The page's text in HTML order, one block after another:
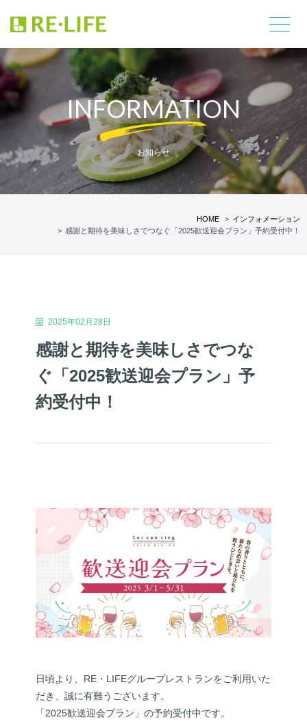
INFORMATION
お知らせ
HOME
インフォメーション
感謝と期待を美味しさでつなぐ「2025歓送迎会プラン」予約受付中！
2025年02月28日
感謝と期待を美味しさでつな
ぐ「2025歓送迎会プラン」予
約受付中！
日頃より、RE・LIFEグループレストランをご利用いた
だき、誠に有難うございます。
「2025歓送迎会プラン」の予約受付中です。